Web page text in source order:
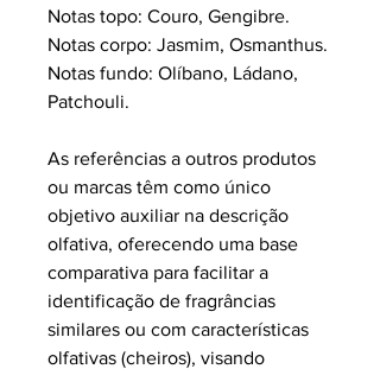
Notas topo: Couro, Gengibre.
Notas corpo: Jasmim, Osmanthus.
Notas fundo: Olíbano, Ládano,
Patchouli.
As referências a outros produtos
ou marcas têm como único
objetivo auxiliar na descrição
olfativa, oferecendo uma base
comparativa para facilitar a
identificação de fragrâncias
similares ou com características
olfativas (cheiros), visando